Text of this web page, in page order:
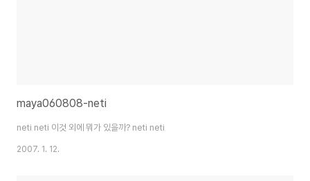
maya060808-neti
neti neti 이것 외에 뭐가 있을까? neti neti
2007. 1. 12.